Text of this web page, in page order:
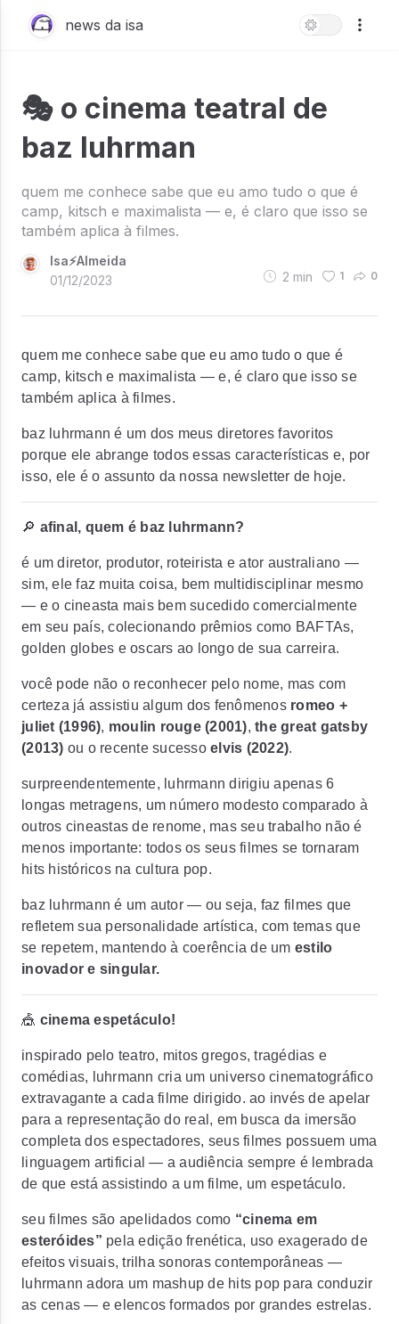
news da isa
🎭 o cinema teatral de
baz luhrman
quem me conhece sabe que eu amo tudo o que é
camp, kitsch e maximalista — e, é claro que isso se
também aplica à filmes.
Isa⚡Almeida
01/12/2023
2 min 1 0
quem me conhece sabe que eu amo tudo o que é
camp, kitsch e maximalista — e, é claro que isso se
também aplica à filmes.
baz luhrmann é um dos meus diretores favoritos
porque ele abrange todos essas características e, por
isso, ele é o assunto da nossa newsletter de hoje.
🔎 afinal, quem é baz luhrmann?
é um diretor, produtor, roteirista e ator australiano —
sim, ele faz muita coisa, bem multidisciplinar mesmo
— e o cineasta mais bem sucedido comercialmente
em seu país, colecionando prêmios como BAFTAs,
golden globes e oscars ao longo de sua carreira.
você pode não o reconhecer pelo nome, mas com
certeza já assistiu algum dos fenômenos romeo +
juliet (1996), moulin rouge (2001), the great gatsby
(2013) ou o recente sucesso elvis (2022).
surpreendentemente, luhrmann dirigiu apenas 6
longas metragens, um número modesto comparado à
outros cineastas de renome, mas seu trabalho não é
menos importante: todos os seus filmes se tornaram
hits históricos na cultura pop.
baz luhrmann é um autor — ou seja, faz filmes que
refletem sua personalidade artística, com temas que
se repetem, mantendo à coerência de um estilo
inovador e singular.
🎪 cinema espetáculo!
inspirado pelo teatro, mitos gregos, tragédias e
comédias, luhrmann cria um universo cinematográfico
extravagante a cada filme dirigido. ao invés de apelar
para a representação do real, em busca da imersão
completa dos espectadores, seus filmes possuem uma
linguagem artificial — a audiência sempre é lembrada
de que está assistindo a um filme, um espetáculo.
seu filmes são apelidados como “cinema em
esteróides” pela edição frenética, uso exagerado de
efeitos visuais, trilha sonoras contemporâneas —
luhrmann adora um mashup de hits pop para conduzir
as cenas — e elencos formados por grandes estrelas.